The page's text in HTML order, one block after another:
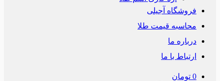
فروشگاه آجیلی
محاسبه قیمت طلا
درباره ما
ارتباط با ما
0 تومان